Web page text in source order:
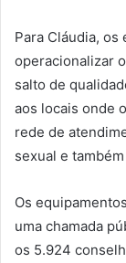
Para Cláudia,
operacionalizar
salto de
aos locais onde
rede de
sexual e
Os
uma chamada
os 5.924